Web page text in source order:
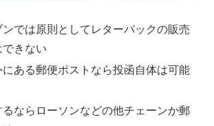
では原則としてレターパックの販売
きない
にある郵便ポストなら投函自体は可能
ならローソンなどの他チェーンか郵